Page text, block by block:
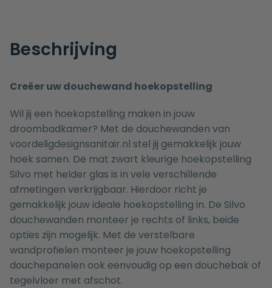
Beschrijving
Creëer uw douchewand hoekopstelling
Wil jij een hoekopstelling maken in jouw
droombadkamer? Met de douchewanden van
voordeligdesignsanitair.nl stel jij gemakkelijk jouw
hoek samen. De mat zwart kleurige hoekopstelling
Silvo met helder glas is in vele verschillende
afmetingen verkrijgbaar. Hierdoor richt je
gemakkelijk jouw ideale hoekopstelling in. De Silvo
douchewanden monteer je rechts of links, beide
opties zijn mogelijk. Met de verstelbare
wandprofielen monteer je jouw hoekopstelling
douchepanelen ook eenvoudig op een douchebak of
tegelvloer met afschot.